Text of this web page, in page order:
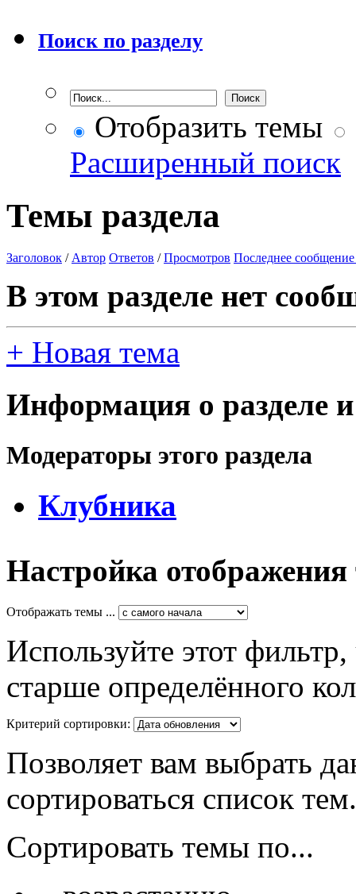
Поиск по разделу
Отобразить темы
Расширенный поиск
Темы раздела
Заголовок / Автор Ответов /Просмотров Последнее сообщение
В этом разделе нет
+ Новая тема
Информация о разделе
Модераторы этого раздела
Клубника
Настройка отображения
Отображать темы ...
Используйте этот
старше определённого
Критерий сортировки:
Позволяет вам выбрать
сортироваться список тем.
Сортировать темы по...